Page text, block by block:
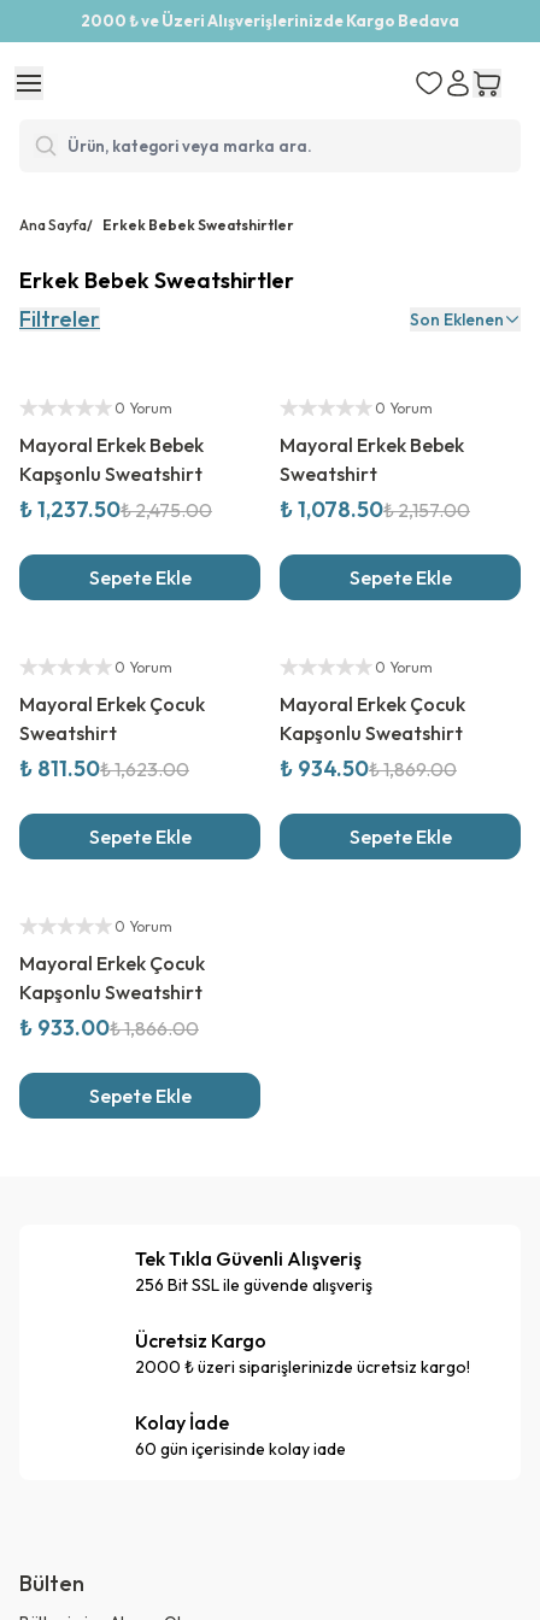
2000 ₺ ve Üzeri Alışverişlerinizde Kargo Bedava
Ana Sayfa/ Erkek Bebek Sweatshirtler
Erkek Bebek Sweatshirtler
Filtreler
Son Eklenen
Yetkili Satıcı
0 Yorum
Mayoral Erkek Bebek
Kapşonlu Sweatshirt
₺ 1,237.50₺ 2,475.00
Sepete Ekle
Yetkili Satıcı
0 Yorum
Mayoral Erkek Bebek
Sweatshirt
₺ 1,078.50₺ 2,157.00
Sepete Ekle
Yetkili Satıcı
0 Yorum
Mayoral Erkek Çocuk
Sweatshirt
₺ 811.50₺ 1,623.00
Sepete Ekle
Yetkili Satıcı
0 Yorum
Mayoral Erkek Çocuk
Kapşonlu Sweatshirt
₺ 934.50₺ 1,869.00
Sepete Ekle
Yetkili Satıcı
0 Yorum
Mayoral Erkek Çocuk
Kapşonlu Sweatshirt
₺ 933.00₺ 1,866.00
Sepete Ekle
Tek Tıkla Güvenli Alışveriş
256 Bit SSL ile güvende alışveriş
Ücretsiz Kargo
2000 ₺ üzeri siparişlerinizde ücretsiz kargo!
Kolay İade
60 gün içerisinde kolay iade
Bülten